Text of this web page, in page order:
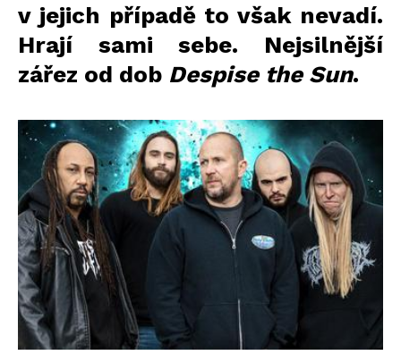
v jejich případě to však nevadí.
Hrají sami sebe. Nejsilnější
zářez od dob Despise the Sun.